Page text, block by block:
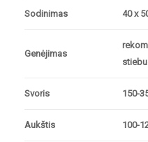
Sodinimas 40 x
Genėjimas
Svoris 150-
Aukštis 100-